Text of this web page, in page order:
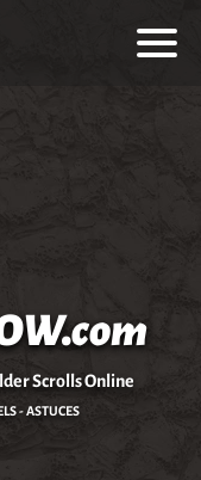
Scrolls Online
- ASTUCES